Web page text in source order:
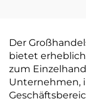
Der
bietet
zum
Unternehmen,